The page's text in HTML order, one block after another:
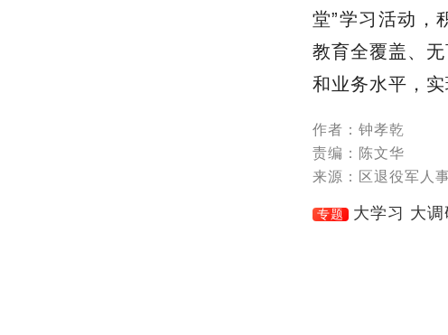
堂”学习活动，
教育全覆盖、
和业务水平，
作者：钟孝乾
责编：陈文华
来源：区退役军人
专题 大学习 大